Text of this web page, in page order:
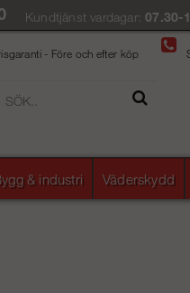
Kundtjänst vardagar:07.30-
- Före och efter köp
& industri Väderskydd